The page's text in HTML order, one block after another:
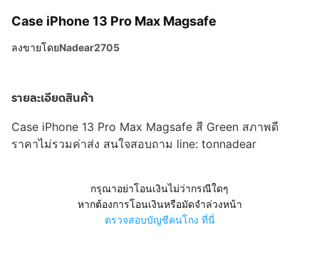
Case iPhone 13 Pro Max Magsafe
ลงขายโดยNadear2705
รายละเอียดสินค้า
Case iPhone 13 Pro Max Magsafe สี Green สภาพดี
ราคาไม่รวมค่าส่ง สนใจสอบถาม line: tonnadear
กรุณาอย่าโอนเงินไม่ว่ากรณีใดๆ
หากต้องการโอนเงินหรือมัดจำล่วงหน้า
ตรวจสอบบัญชีคนโกง ที่นี่